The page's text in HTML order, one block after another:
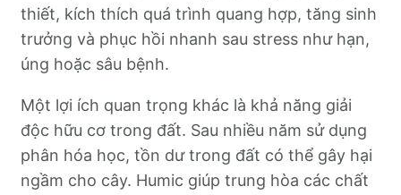
thiết, kích thích quá trình quang hợp, tăng sinh
trưởng và phục hồi nhanh sau stress như hạn,
úng hoặc sâu bệnh.
Một lợi ích quan trọng khác là khả năng giải
độc hữu cơ trong đất. Sau nhiều năm sử dụng
phân hóa học, tồn dư trong đất có thể gây hại
ngầm cho cây. Humic giúp trung hòa các chất